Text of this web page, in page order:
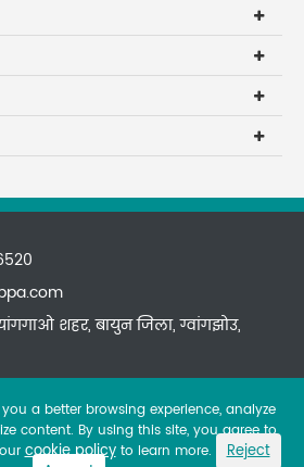
शहर, बायुन जिला, ग्वांगझोउ,
a better browsing experience, analyze
content. By using this site, you agree to
cookie policyto learn more.
Reject